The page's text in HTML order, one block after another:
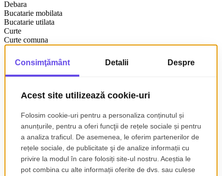
Debara
Bucatarie mobilata
Bucatarie utilata
Curte
Curte comuna
🏡 2 camere în inima orașului – Mihai Eminescu / Piața Gemeni
Nu toate apartamentele sunt la fel.
Unele sunt… oportunități reale.
Gold MCB Imobiliare vă propune spre vânzare un apartament
cochet de 2 camere, situat într-una dintre cele mai dorite zone
centrale – Mihai Eminescu – Piața Gemeni, unde ai totul la câțiva
✨ Detalii care contează:
etaj 2 într-un imobil tip vilă (liniște, puțini vecini)